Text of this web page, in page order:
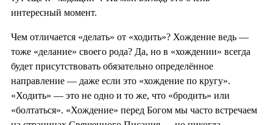
интересный момент.
Чем отличается «делать» от «ходить»? Хождение ведь —
тоже «делание» своего рода? Да, но в «хождении» всегда
будет присутствовать обязательно определённое
направление — даже если это «хождение по кругу».
«Ходить» — это не одно и то же, что «бродить» или
«болтаться». «Хождение» перед Богом мы часто встречаем